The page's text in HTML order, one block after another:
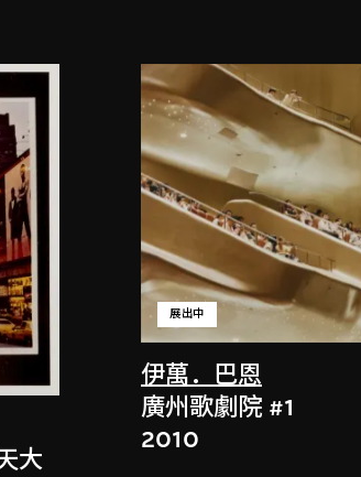
大
伊萬．巴恩
展出中
廣州歌劇院 #1
2010